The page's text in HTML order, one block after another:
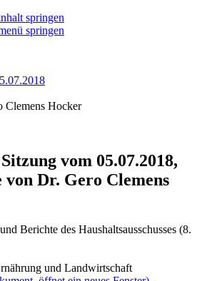
springen
springen
Clemens Hocker
vom 05.07.2018,
von Dr. Gero Clemens
Berichte des Haushaltsausschusses (8.
und Landwirtschaft